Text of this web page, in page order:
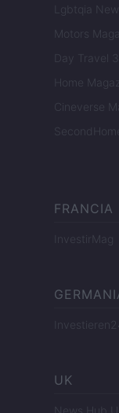
Lgbtqia
Motors
Day Travel
Home
Cineverse
FRANCIA
InvestirMag
UK